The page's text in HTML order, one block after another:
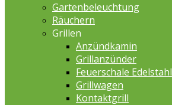
Gartenbeleuchtung
Räuchern
Grillen
Anzündkamin
Grillanzünder
Feuerschale Edelstahl
Grillwagen
Kontaktgrill